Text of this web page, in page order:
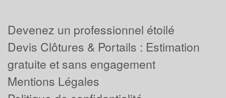
Devenez un professionnel étoilé
Devis Clôtures & Portails : Estimation
gratuite et sans engagement
Mentions Légales